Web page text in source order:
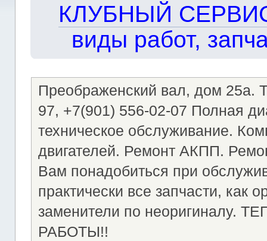
КЛУБНЫЙ
виды работ,
Преображенский вал, дом 25а.
97, +7(901) 556-02-07 Полная
техническое обслуживание.
двигателей. Ремонт АКПП.
Вам понадобиться при
практически все запчасти, как
заменители по
РАБОТЫ!!